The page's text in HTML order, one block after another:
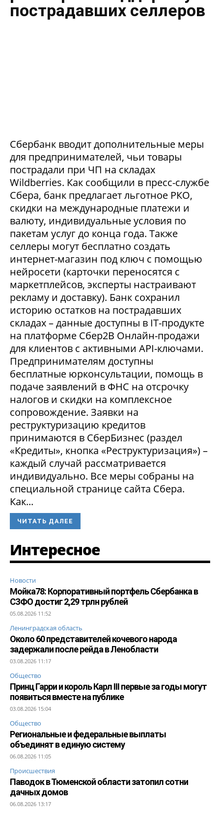
пострадавших селлеров
Сбербанк вводит дополнительные меры
для предпринимателей, чьи товары
пострадали при ЧП на складах
Wildberries. Как сообщили в пресс-службе
Сбера, банк предлагает льготное РКО,
скидки на международные платежи и
валюту, индивидуальные условия по
пакетам услуг до конца года. Также
селлеры могут бесплатно создать
интернет-магазин под ключ с помощью
нейросети (карточки переносятся с
маркетплейсов, эксперты настраивают
рекламу и доставку). Банк сохранил
историю остатков на пострадавших
складах – данные доступны в IT-продукте
на платформе Сбер2В Онлайн-продажи
для клиентов с активными API-ключами.
Предпринимателям доступны
бесплатные юрконсультации, помощь в
подаче заявлений в ФНС на отсрочку
налогов и скидки на комплексное
сопровождение. Заявки на
реструктуризацию кредитов
принимаются в СберБизнес (раздел
«Кредиты», кнопка «Реструктуризация») –
каждый случай рассматривается
индивидуально. Все меры собраны на
специальной странице сайта Сбера.
Как...
ЧИТАТЬ ДАЛЕЕ
Интересное
Новости
Мойка78: Корпоративный портфель Сбербанка в
СЗФО достиг 2,29 трлн рублей
05.08.2026 11:52
Ленинградская область
Около 60 представителей кочевого народа
задержали после рейда в Ленобласти
03.08.2026 11:17
Общество
Принц Гарри и король Карл III первые за годы могут
появиться вместе на публике
03.08.2026 15:04
Общество
Региональные и федеральные выплаты
объединят в единую систему
06.08.2026 11:05
Происшествия
Паводок в Тюменской области затопил сотни
дачных домов
06.08.2026 13:17